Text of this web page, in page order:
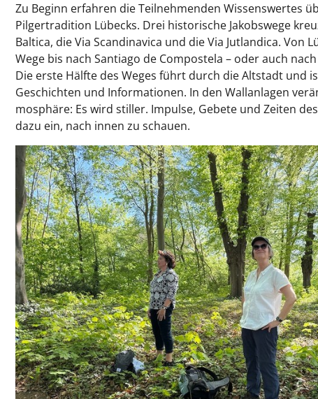
Zu Beginn erfahren die Teilnehmenden Wissenswertes
Pilgertradition Lübecks. Drei historische Jakobswege
Baltica, die Via Scandinavica und die Via Jutlandica. Von
Wege bis nach Santiago de Compostela – oder auch
Die erste Hälfte des Weges führt durch die Altstadt und
Geschichten und Informationen. In den Wallanlagen
mosphäre: Es wird stiller. Impulse, Gebete und Zeiten
dazu ein, nach innen zu schauen.